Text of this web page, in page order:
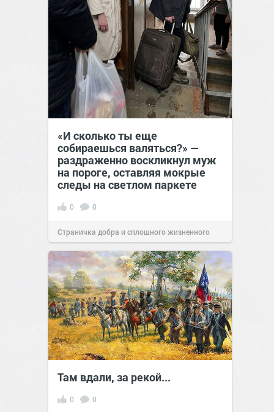
«И сколько ты еще
собираешься валяться?» —
раздраженно воскликнул муж
на пороге, оставляя мокрые
следы на светлом паркете
0 0
Страничка добра и сплошного жизненного
позитива!09:20Сегодня
Там вдали, за рекой...
0 0